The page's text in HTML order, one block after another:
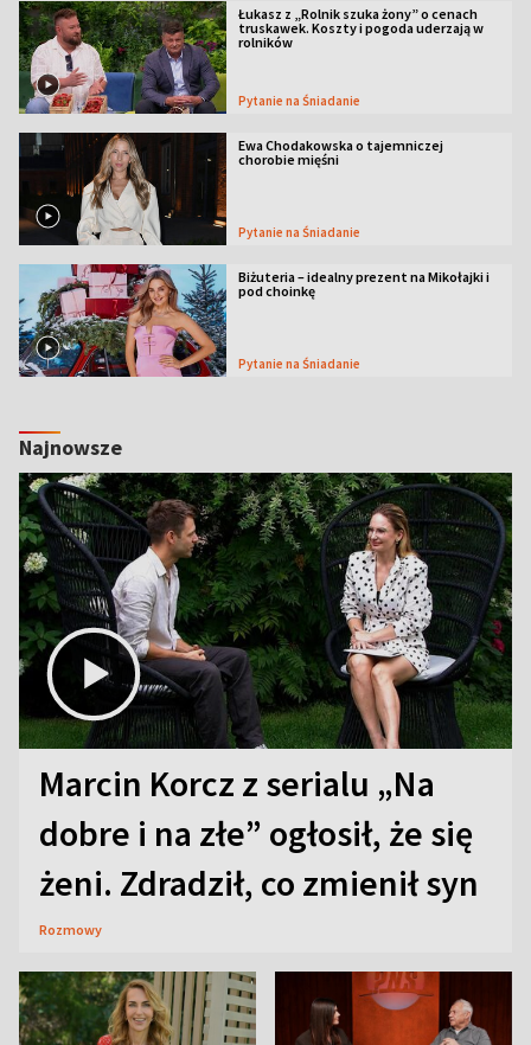
Łukasz z „Rolnik szuka żony” o cenach
truskawek. Koszty i pogoda uderzają w
rolników
Pytanie na Śniadanie
Ewa Chodakowska o tajemniczej
chorobie mięśni
Pytanie na Śniadanie
Biżuteria – idealny prezent na Mikołajki i
pod choinkę
Pytanie na Śniadanie
Najnowsze
Marcin Korcz z serialu „Na
dobre i na złe” ogłosił, że się
żeni. Zdradził, co zmienił syn
Rozmowy